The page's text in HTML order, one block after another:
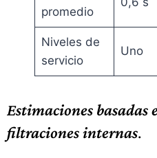
promedio
Niveles de
servicio
Uno
Estimaciones basadas
filtraciones internas.